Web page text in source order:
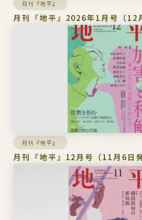
月刊『地平』
月刊『地平』2026年1月号（12
月刊『地平』
月刊『地平』12月号（11月6日発